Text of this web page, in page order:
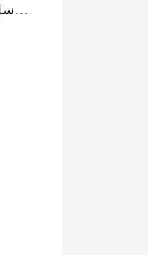
بطانية سميكة لغرف النوم بجانب السرير ، فلانيل بسيط ، سجادة غرفة المعيشة المنزلية ، وسادة ماصة مقاومة للأوساخ ، سجادة نافذة شرفة خليج